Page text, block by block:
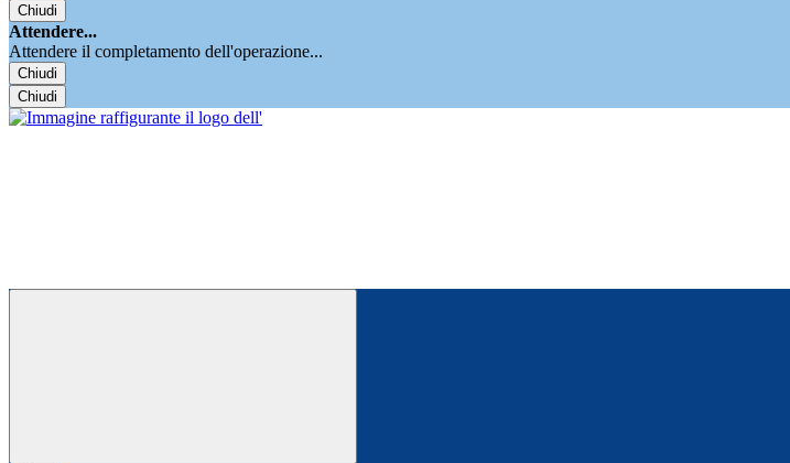
Chiudi
Attendere...
Attendere il completamento dell'operazione...
Chiudi
Chiudi